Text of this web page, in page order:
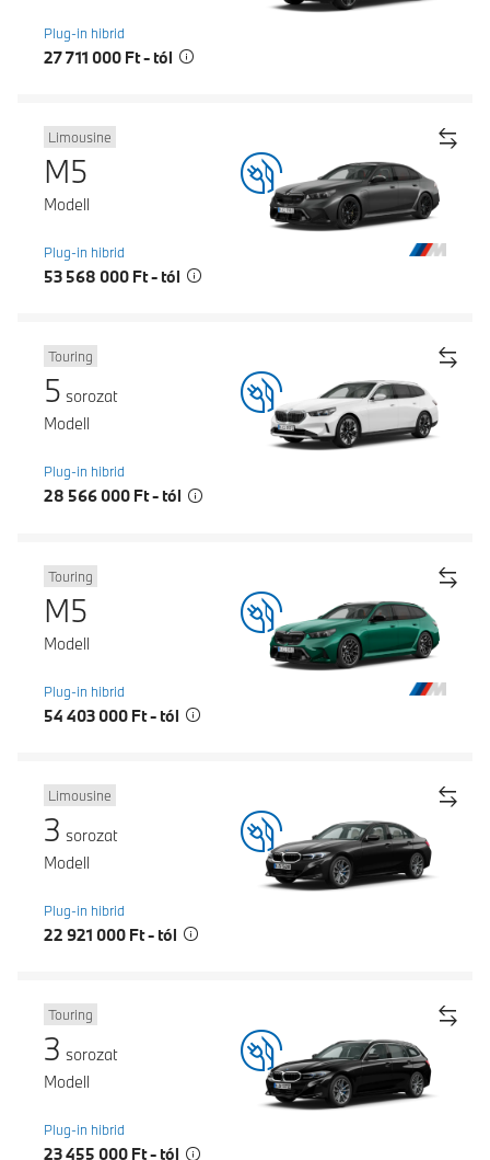
Plug-in hibrid
27 711 000 Ft - tól
Limousine
M5
Modell
Plug-in hibrid
53 568 000 Ft - tól
Touring
5 sorozat
Modell
Plug-in hibrid
28 566 000 Ft - tól
Touring
M5
Modell
Plug-in hibrid
54 403 000 Ft - tól
Limousine
3 sorozat
Modell
Plug-in hibrid
22 921 000 Ft - tól
Touring
3 sorozat
Modell
Plug-in hibrid
23 455 000 Ft - tól